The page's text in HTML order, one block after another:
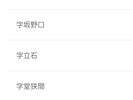
字坂野口
字立石
字堂狭間